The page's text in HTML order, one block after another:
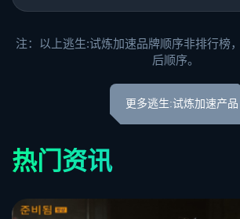
注：以上逃生:试炼加速品牌顺序非排行榜
后顺序。
更多逃生:试炼加速产品
热门资讯